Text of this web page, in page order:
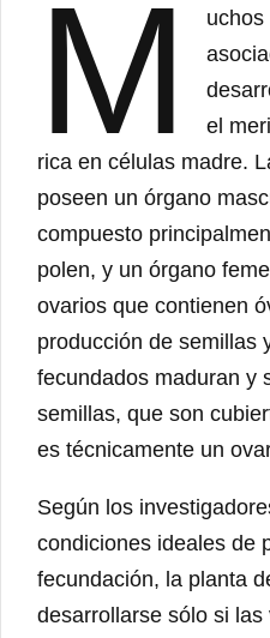
M
uchos
el
rica en células madre.
poseen un órgano
compuesto
polen, y un órgano
ovarios que contienen
producción de semillas
fecundados maduran y
semillas, que son
es técnicamente un
Según los
condiciones ideales de
fecundación, la planta
desarrollarse sólo si